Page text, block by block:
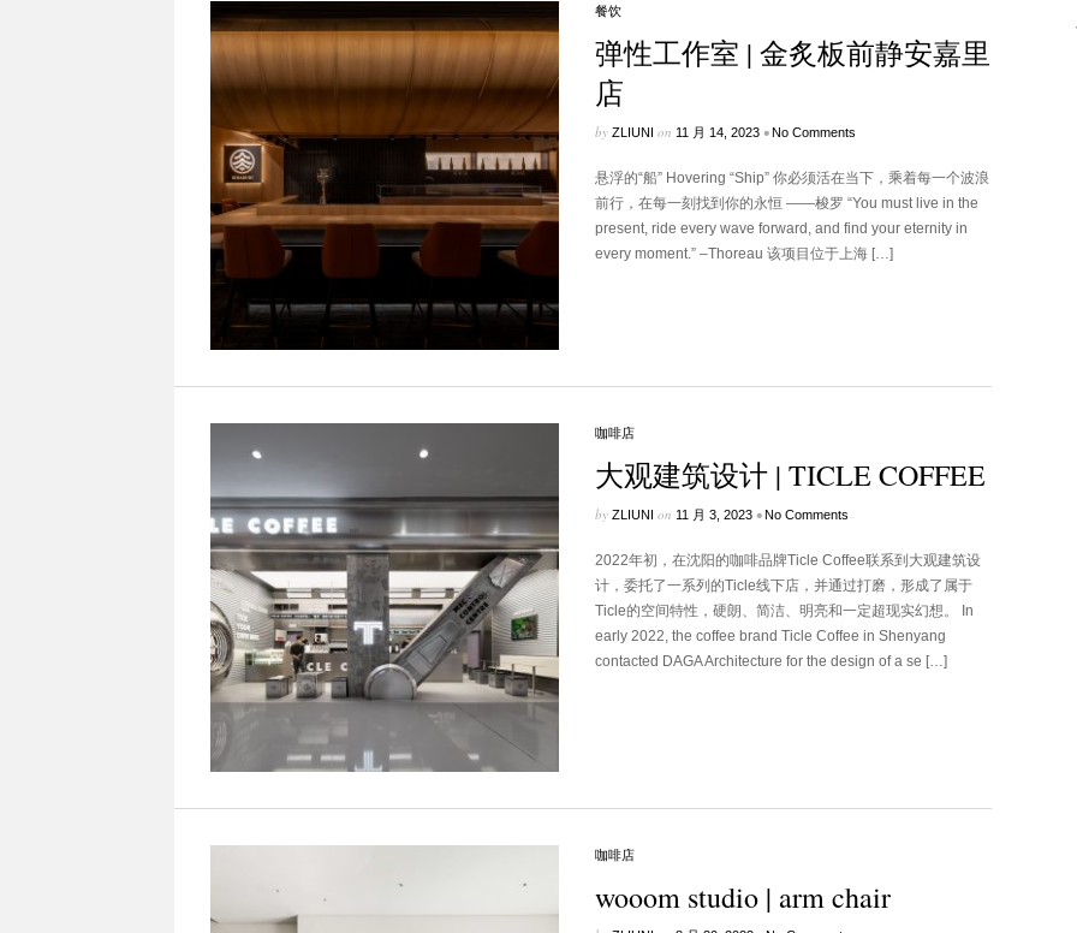
餐饮
弹性工作室 | 金炙板前静安嘉里
店
by ZLIUNI on 11 月 14, 2023 •No Comments
悬浮的“船” Hovering “Ship” 你必须活在当下，乘着每一个波浪
前行，在每一刻找到你的永恒 ——梭罗 “You must live in the
present, ride every wave forward, and find your eternity in
every moment.” –Thoreau 该项目位于上海 […]
咖啡店
大观建筑设计 | TICLE COFFEE
by ZLIUNI on 11 月 3, 2023 •No Comments
2022年初，在沈阳的咖啡品牌Ticle Coffee联系到大观建筑设
计，委托了一系列的Ticle线下店，并通过打磨，形成了属于
Ticle的空间特性，硬朗、简洁、明亮和一定超现实幻想。 In
early 2022, the coffee brand Ticle Coffee in Shenyang
contacted DAGA Architecture for the design of a se […]
咖啡店
wooom studio | arm chair